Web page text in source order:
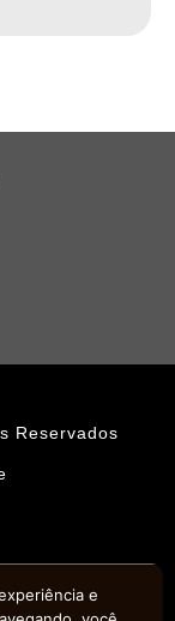
Reservados
e